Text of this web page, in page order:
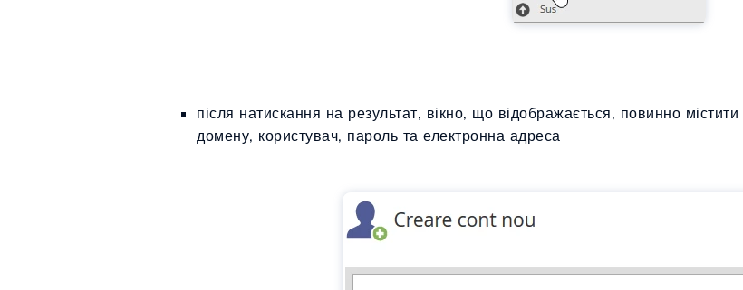
після натискання на результат, вікно, що відображається, повинно
домену, користувач, пароль та електронна адреса